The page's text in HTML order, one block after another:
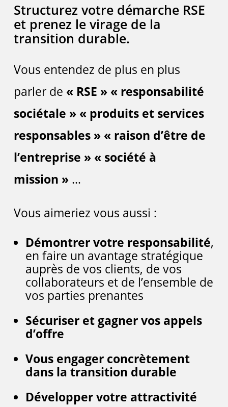
Structurez votre démarche RSE
et prenez le virage de la
transition durable.
Vous entendez de plus en plus
parler de « RSE » « responsabilité
sociétale » « produits et services
responsables » « raison d’être de
l’entreprise » « société à
mission » …
Vous aimeriez vous aussi :
Démontrer votre responsabilité,
en faire un avantage stratégique
auprès de vos clients, de vos
collaborateurs et de l’ensemble de
vos parties prenantes
Sécuriser et gagner vos appels
d’offre
Vous engager concrètement
dans la transition durable
Développer votre attractivité